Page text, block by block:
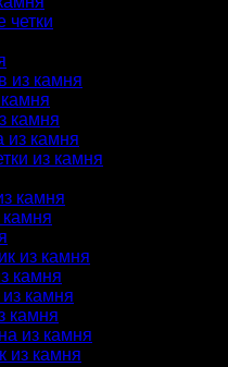
четки
из камня
камня
из камня
из камня
камня
из камня
камня
камня
камня
из камня
из камня